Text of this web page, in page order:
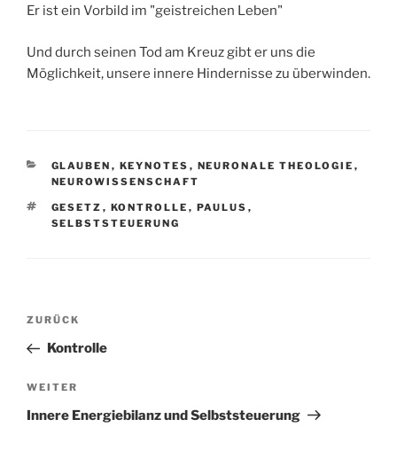
Er ist ein Vorbild im "geistreichen Leben"
Und durch seinen Tod am Kreuz gibt er uns die
Möglichkeit, unsere innere Hindernisse zu überwinden.
KATEGORIEN
GLAUBEN , KEYNOTES , NEURONALE THEOLOGIE ,
NEUROWISSENSCHAFT
SCHLAGWÖRTER
GESETZ , KONTROLLE , PAULUS ,
SELBSTSTEUERUNG
Beitragsnavigation
Vorheriger
Beitrag
ZURÜCK
Kontrolle
Nächster
Beitrag
WEITER
Innere Energiebilanz und Selbststeuerung